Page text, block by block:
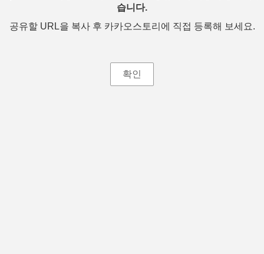
습니다.
공유할 URL을 복사 후 카카오스토리에 직접 등록해 보세요.
확인